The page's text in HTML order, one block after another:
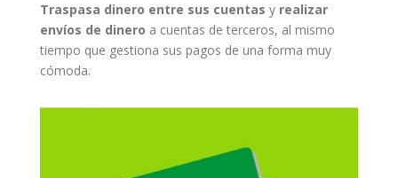
Traspasa dinero entre sus cuentas y realizar
envíos de dinero a cuentas de terceros, al mismo
tiempo que gestiona sus pagos de una forma muy
cómoda.